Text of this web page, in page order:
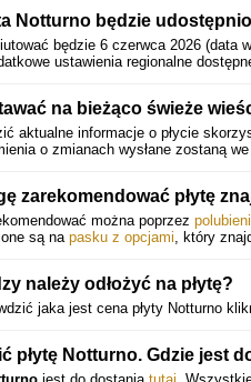
Notturno będzie
będzie 6 czerwca 2026 (data
ustawienia regionalne
na bieżąco świeże
aktualne informacje o płycie
o zmianach wysłane zostaną
zarekomendować płytę
można poprzez
są na pasku z opcjami, który
należy odłożyć na płytę?
jaka jest cena płyty Notturno
płytę Notturno. Gdzie jest